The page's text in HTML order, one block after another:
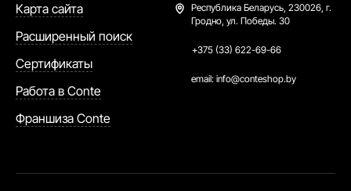
Карта сайта
Расширенный поиск
Сертификаты
Работа в Conte
Франшиза Conte
Республика Беларусь, 230026, г.
Гродно, ул. Победы. 30
+375 (33) 622-69-66
email: info@conteshop.by